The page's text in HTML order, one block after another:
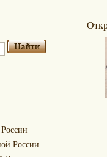
России